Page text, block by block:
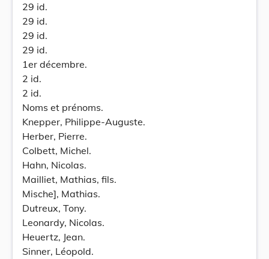
29 id.
29 id.
29 id.
29 id.
1er décembre.
2 id.
2 id.
Noms et prénoms.
Knepper, Philippe-Auguste.
Herber, Pierre.
Colbett, Michel.
Hahn, Nicolas.
Mailliet, Mathias, fils.
Mische], Mathias.
Dutreux, Tony.
Leonardy, Nicolas.
Heuertz, Jean.
Sinner, Léopold.